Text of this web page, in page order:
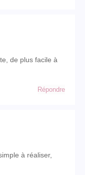
de plus facile à
Répondre
à réaliser,